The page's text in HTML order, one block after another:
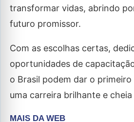
transformar vidas, abrindo
futuro promissor.
Com as escolhas certas,
oportunidades de
o Brasil podem dar o primeiro
uma carreira brilhante e